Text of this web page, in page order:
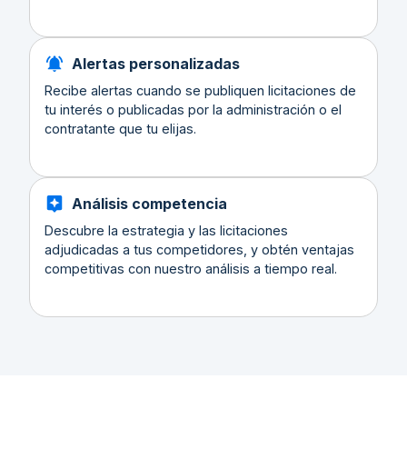
Alertas personalizadas
Recibe alertas cuando se publiquen licitaciones de
tu interés o publicadas por la administración o el
contratante que tu elijas.
Análisis competencia
Descubre la estrategia y las licitaciones
adjudicadas a tus competidores, y obtén ventajas
competitivas con nuestro análisis a tiempo real.